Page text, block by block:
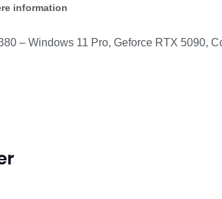
information
– Windows 11 Pro, Geforce RTX 5090,